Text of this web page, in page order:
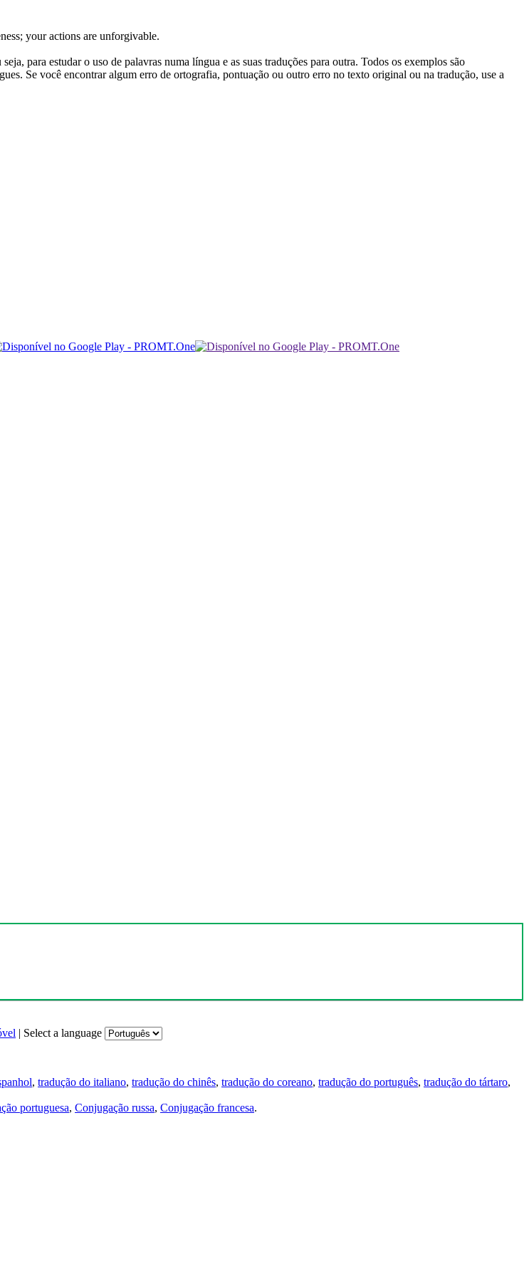
your actions are unforgivable.
para estudar o uso de palavras numa língua e as suas traduções para outra. Todos os exemplos são
Se você encontrar algum erro de ortografia, pontuação ou outro erro no texto original ou na tradução, use a
| Select a language
, tradução do italiano, tradução do chinês, tradução do coreano, tradução do português, tradução do tártaro,
portuguesa, Conjugação russa, Conjugação francesa.